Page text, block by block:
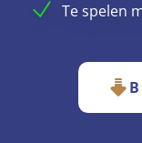
Te spelen